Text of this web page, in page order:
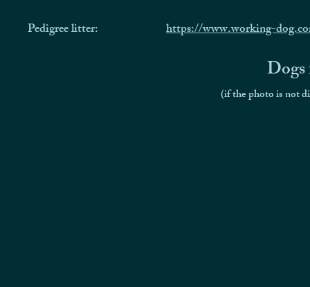
Pedigree litter: https://www.working-
(if the photo is not